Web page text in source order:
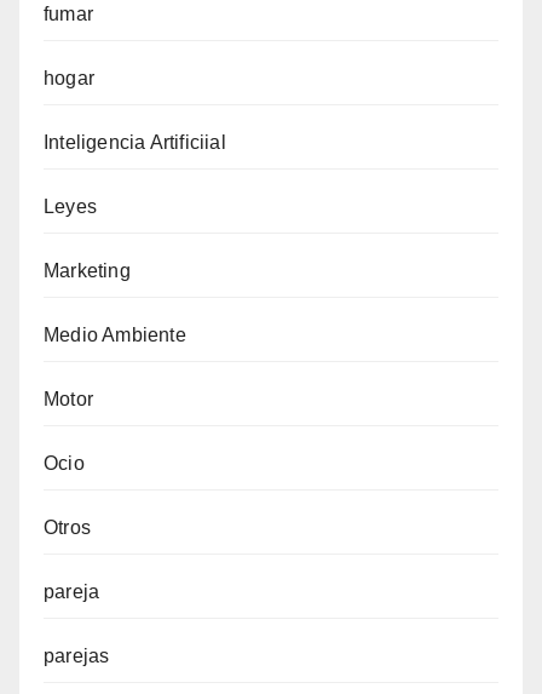
fumar
hogar
Inteligencia Artificiial
Leyes
Marketing
Medio Ambiente
Motor
Ocio
Otros
pareja
parejas